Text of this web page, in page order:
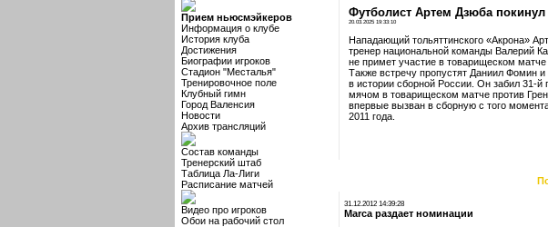
Прием ньюсмэйкеров
Информация о клубе
История клуба
Достижения
Биографии игроков
Стадион "Месталья"
Тренировочное поле
Клубный гимн
Город Валенсия
Новости
Архив трансляций
Состав команды
Тренерский штаб
Таблица Ла-Лиги
Расписание матчей
Видео про игроков
Обои на рабочий стол
Футболист Артем Дзюба
20.03.2025 19:33:10
Нападающий тольяттинского «Акрона»
тренер национальной команды Валерий
не примет участие в товарищеском
Также встречу пропустят Даниил Фомин
в истории сборной России. Он забил 31-й
мячом в товарищеском матче против
впервые вызван в сборную с того
2011 года.
31.12.2012 14:39:28
Marca раздает номинации